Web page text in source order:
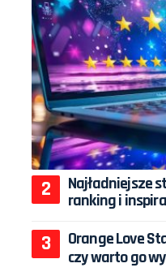
Najładniejsze
ranking i
Orange Love
czy warto go